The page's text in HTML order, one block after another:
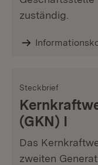
zuständig.
Steckbrief
(GKN) I
Das
zweiten